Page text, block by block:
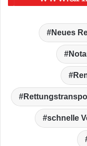
Neues
schnelle